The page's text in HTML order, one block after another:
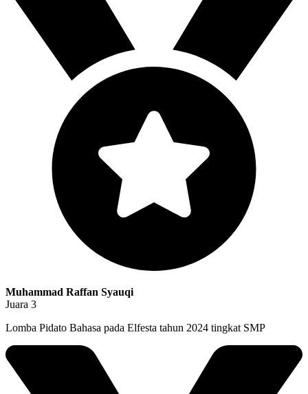
Muhammad Raffan Syauqi
Juara 3
Lomba Pidato Bahasa pada Elfesta tahun 2024 tingkat SMP